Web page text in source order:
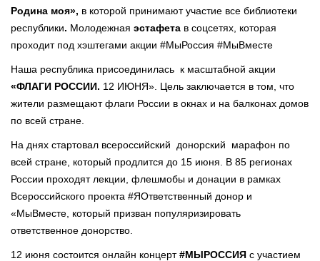
Родина моя», в которой принимают участие все библиотеки
республики. Молодежная эстафета в соцсетях, которая
проходит под хэштегами акции #МыРоссия #МыВместе
Наша республика присоединилась к масштабной акции
«ФЛАГИ РОССИИ. 12 ИЮНЯ». Цель заключается в том, что
жители размещают флаги России в окнах и на балконах домов
по всей стране.
На днях стартовал всероссийский донорский марафон по
всей стране, который продлится до 15 июня. В 85 регионах
России проходят лекции, флешмобы и донации в рамках
Всероссийского проекта #ЯОтветственный донор и
«МыВместе, который призван популяризировать
ответственное донорство.
12 июня состоится онлайн концерт#МЫРОССИЯ с участием